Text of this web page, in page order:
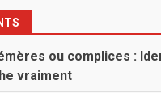
ou complices :
vraiment